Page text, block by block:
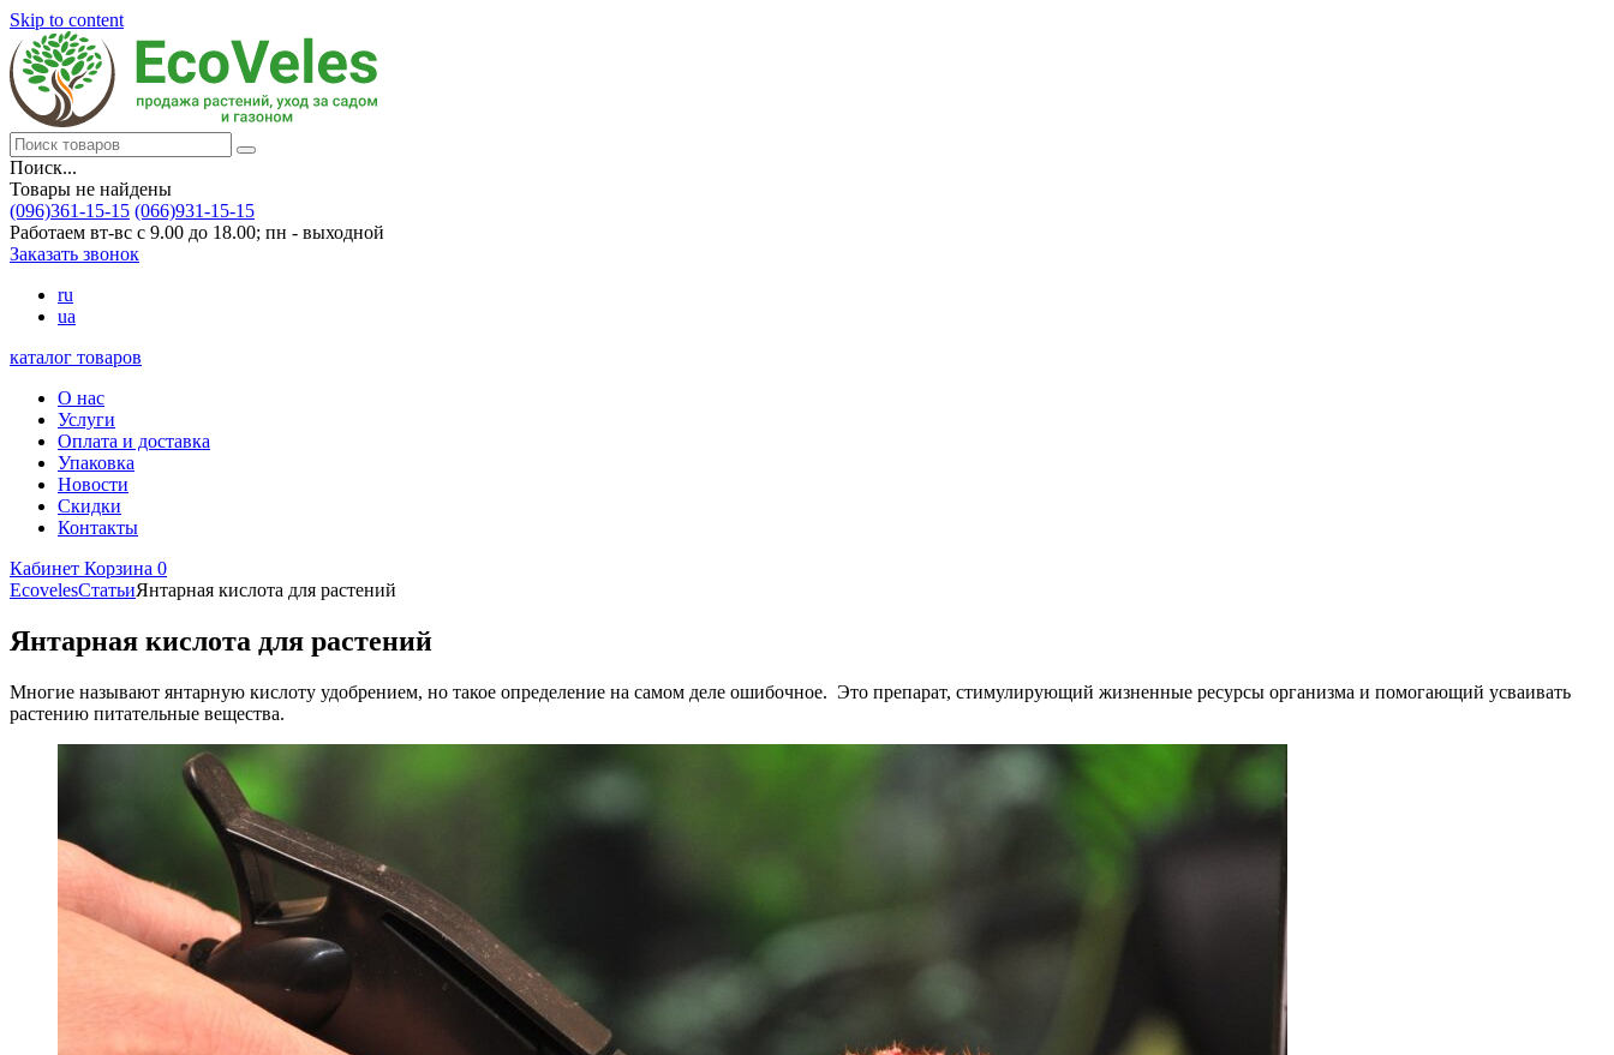
Skip to content
Поиск...
Товары не найдены
(096)361-15-15 (066)931-15-15
Работаем вт-вс с 9.00 до 18.00; пн - выходной
Заказать звонок
ru
ua
каталог товаров
О нас
Услуги
Оплата и доставка
Упаковка
Новости
Скидки
Контакты
Кабинет Корзина 0
EcovelesСтатьиЯнтарная кислота для растений
Янтарная кислота для растений
Многие называют янтарную кислоту удобрением, но такое определение на самом деле ошибочное. Это препарат, стимулирующий жизненные ресурсы организма и помогающий усваивать
растению питательные вещества.